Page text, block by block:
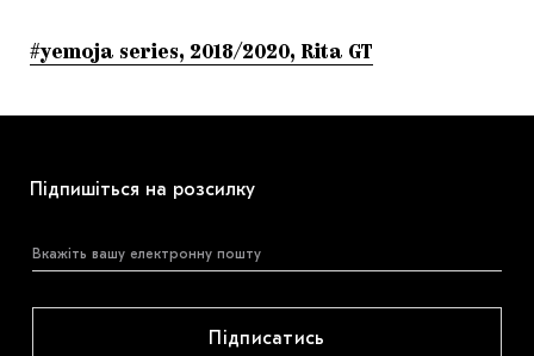
#yemoja series, 2018/2020, Rita GT
Підпишіться на розсилку
Підписатись